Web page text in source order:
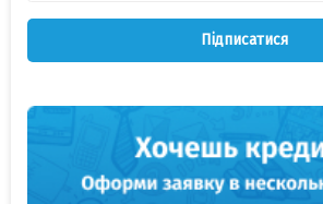
Підписатися